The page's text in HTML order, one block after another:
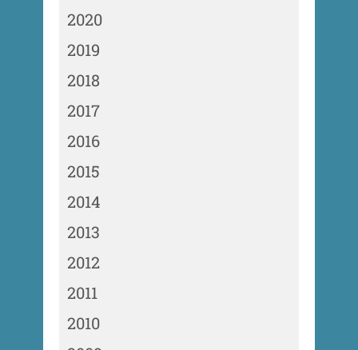
2020
2019
2018
2017
2016
2015
2014
2013
2012
2011
2010